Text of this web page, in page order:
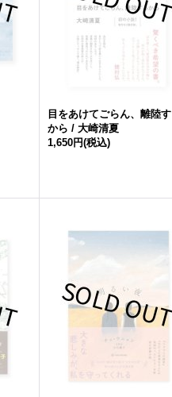
目をあけてごらん、離陸
から / 大崎清夏
1,650円(税込)